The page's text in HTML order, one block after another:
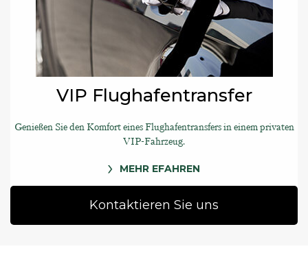
VIP Flughafentransfer
Genießen Sie den Komfort eines Flughafentransfers in einem privaten
VIP-Fahrzeug.
MEHR EFAHREN
Kontaktieren Sie uns